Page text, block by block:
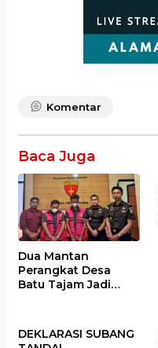
Komentar
Baca Juga
Dua Mantan
Perangkat Desa
Batu Tajam Jadi
Juta
DEKLARASI SUBANG